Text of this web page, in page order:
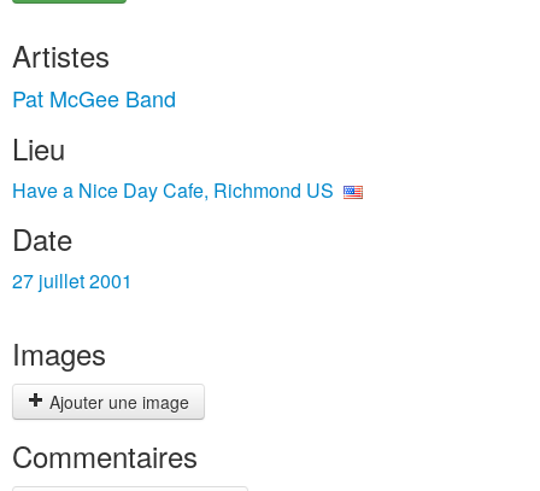
Artistes
Pat McGee Band
Lieu
Have a Nice Day Cafe, Richmond US
Date
27 juillet 2001
Images
Ajouter une image
Commentaires